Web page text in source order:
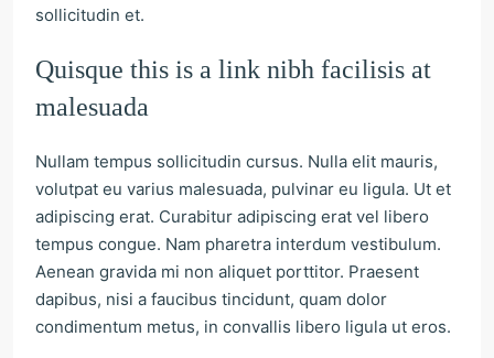
sollicitudin et.
Quisque this is a link nibh facilisis at
malesuada
Nullam tempus sollicitudin cursus. Nulla elit mauris,
volutpat eu varius malesuada, pulvinar eu ligula. Ut et
adipiscing erat. Curabitur adipiscing erat vel libero
tempus congue. Nam pharetra interdum vestibulum.
Aenean gravida mi non aliquet porttitor. Praesent
dapibus, nisi a faucibus tincidunt, quam dolor
condimentum metus, in convallis libero ligula ut eros.